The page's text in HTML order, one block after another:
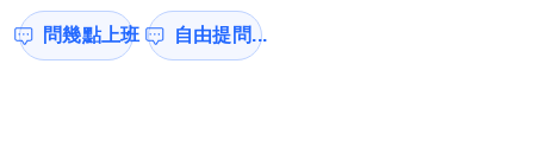
問幾點上班 自由提問...